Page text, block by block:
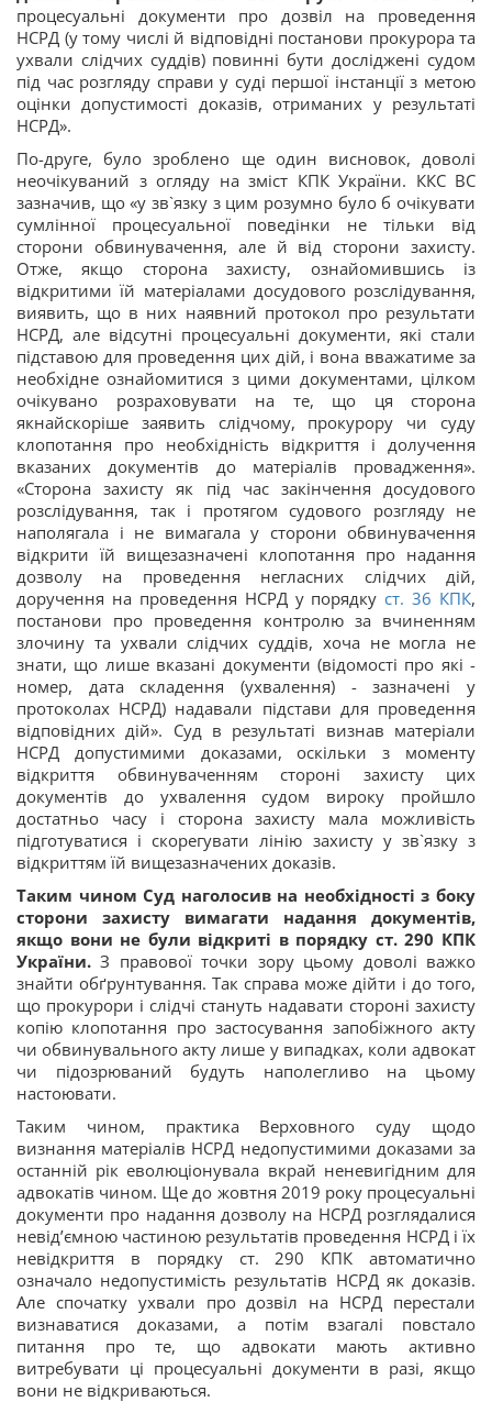
процесуальні документи про дозвіл на проведення
НСРД (у тому числі й відповідні постанови прокурора та
ухвали слідчих суддів) повинні бути досліджені судом
під час розгляду справи у суді першої інстанції з метою
оцінки допустимості доказів, отриманих у результаті
НСРД».
По-друге, було зроблено ще один висновок, доволі
неочікуваний з огляду на зміст КПК України. ККС ВС
зазначив, що «у зв`язку з цим розумно було б очікувати
сумлінної процесуальної поведінки не тільки від
сторони обвинувачення, але й від сторони захисту.
Отже, якщо сторона захисту, ознайомившись із
відкритими їй матеріалами досудового розслідування,
виявить, що в них наявний протокол про результати
НСРД, але відсутні процесуальні документи, які стали
підставою для проведення цих дій, і вона вважатиме за
необхідне ознайомитися з цими документами, цілком
очікувано розраховувати на те, що ця сторона
якнайскоріше заявить слідчому, прокурору чи суду
клопотання про необхідність відкриття і долучення
вказаних документів до матеріалів провадження».
«Сторона захисту як під час закінчення досудового
розслідування, так і протягом судового розгляду не
наполягала і не вимагала у сторони обвинувачення
відкрити їй вищезазначені клопотання про надання
дозволу на проведення негласних слідчих дій,
доручення на проведення НСРД у порядкуст. 36 КПК,
постанови про проведення контролю за вчиненням
злочину та ухвали слідчих суддів, хоча не могла не
знати, що лише вказані документи (відомості про які -
номер, дата складення (ухвалення) - зазначені у
протоколах НСРД) надавали підстави для проведення
відповідних дій». Суд в результаті визнав матеріали
НСРД допустимими доказами, оскільки з моменту
відкриття обвинуваченням стороні захисту цих
документів до ухвалення судом вироку пройшло
достатньо часу і сторона захисту мала можливість
підготуватися і скорегувати лінію захисту у зв`язку з
відкриттям їй вищезазначених доказів.
Таким чином Суд наголосив на необхідності з боку
сторони захисту вимагати надання документів,
якщо вони не були відкриті в порядку ст. 290 КПК
України.З правової точки зору цьому доволі важко
знайти обґрунтування. Так справа може дійти і до того,
що прокурори і слідчі стануть надавати стороні захисту
копію клопотання про застосування запобіжного акту
чи обвинувального акту лише у випадках, коли адвокат
чи підозрюваний будуть наполегливо на цьому
настоювати.
Таким чином, практика Верховного суду щодо
визнання матеріалів НСРД недопустимими доказами за
останній рік еволюціонувала вкрай неневигідним для
адвокатів чином. Ще до жовтня 2019 року процесуальні
документи про надання дозволу на НСРД розглядалися
невід’ємною частиною результатів проведення НСРД і їх
невідкриття в порядку ст. 290 КПК автоматично
означало недопустимість результатів НСРД як доказів.
Але спочатку ухвали про дозвіл на НСРД перестали
визнаватися доказами, а потім взагалі повстало
питання про те, що адвокати мають активно
витребувати ці процесуальні документи в разі, якщо
вони не відкриваються.